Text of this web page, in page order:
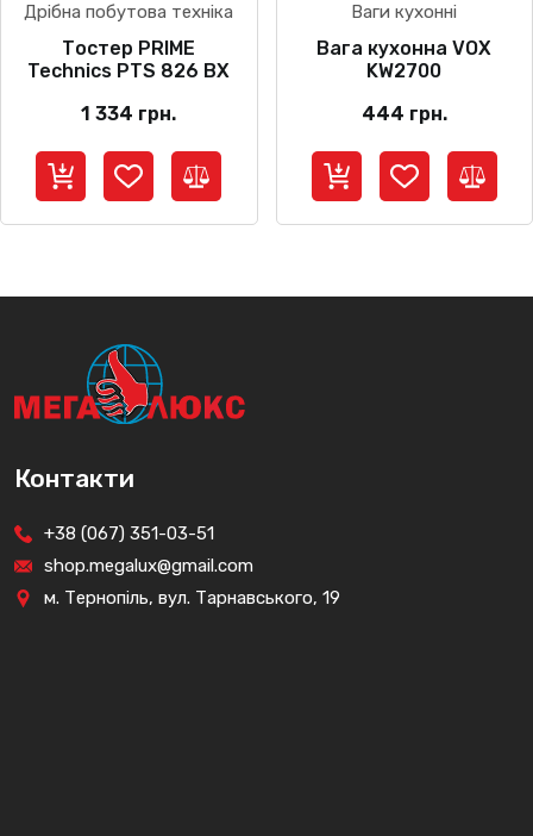
Дрібна побутова техніка
Тостер PRIME
Technics PTS 826 BX
1 334 грн.
Ваги кухонні
Вага кухонна VOX
KW2700
444 грн.
Контакти
+38 (067) 351-03-51
shop.megalux@gmail.com
м. Тернопіль, вул. Тарнавського, 19